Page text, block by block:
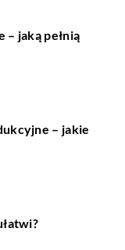
jaką pełnią
– jakie